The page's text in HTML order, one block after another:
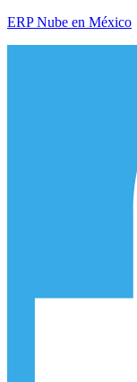
ERP Nube en México